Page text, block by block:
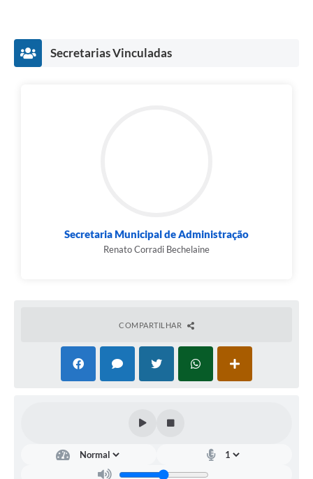
Secretarias Vinculadas
Secretaria Municipal de Administração
Renato Corradi Bechelaine
COMPARTILHAR